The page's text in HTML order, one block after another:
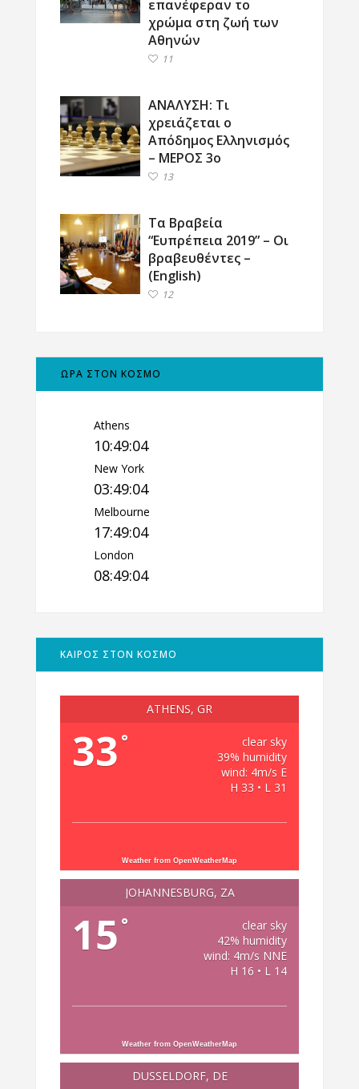
επανέφεραν το
χρώμα στη ζωή των
Αθηνών
11
ΑΝΑΛΥΣΗ: Τι
χρειάζεται ο
Απόδημος Ελληνισμός
– ΜΕΡΟΣ 3ο
13
Τα Βραβεία
“Ευπρέπεια 2019” – Οι
βραβευθέντες –
(English)
12
ΩΡΑ ΣΤΟΝ ΚΟΣΜΟ
Athens
10:49:05
New York
03:49:05
Melbourne
17:49:05
London
08:49:05
ΚΑΙΡΟΣ ΣΤΟΝ ΚΟΣΜΟ
ATHENS, GR
33 °
clear sky
39% humidity
wind: 4m/s E
H 33 • L 31
Weather from OpenWeatherMap
JOHANNESBURG, ZA
15 °
clear sky
42% humidity
wind: 4m/s NNE
H 16 • L 14
Weather from OpenWeatherMap
DÜSSELDORF, DE